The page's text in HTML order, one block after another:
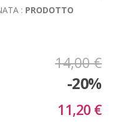
: PRODOTTO
14,00 €
-20%
11,20 €